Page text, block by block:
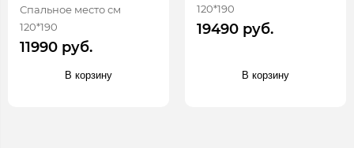
Спальное место см
120*190
11990 руб.
В корзину
120*190
19490 руб.
В корзину